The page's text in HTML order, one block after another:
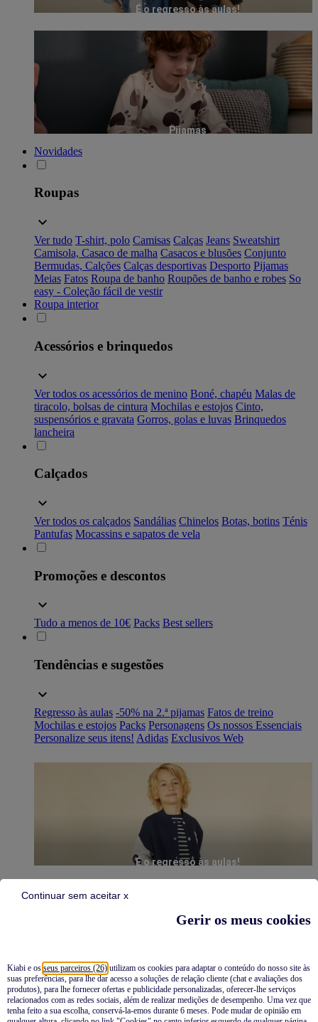
Gerir os meus cookies
Kiabi e os seus parceiros (26) utilizam os cookies para adaptar o conteúdo do nosso site às
suas preferências, para lhe dar acesso a soluções de relação cliente (chat e avaliações dos
produtos), para lhe fornecer ofertas e publicidade personalizadas, oferecer-lhe serviços
relacionados com as redes sociais, além de realizar medições de desempenho. Uma vez que
tenha feito a sua escolha, conservá-la-emos durante 6 meses. Pode mudar de opinião em
Continuar sem aceitar x
É o regresso às aulas!
Pijamas
Novidades
Roupas
Ver tudo T-shirt, polo Camisas Calças Jeans Sweatshirt
Camisola, Casaco de malha Casacos e blusões Conjunto
Bermudas, Calções Calças desportivas Desporto Pijamas
Meias Fatos Roupa de banho Roupões de banho e robes So
easy - Coleção fácil de vestir
Roupa interior
Acessórios e brinquedos
Ver todos os acessórios de menino Boné, chapéu Malas de
tiracolo, bolsas de cintura Mochilas e estojos Cinto,
suspensórios e gravata Gorros, golas e luvas Brinquedos
lancheira
Calçados
Ver todos os calçados Sandálias Chinelos Botas, botins Ténis
Pantufas Mocassins e sapatos de vela
Promoções e descontos
Tudo a menos de 10€ Packs Best sellers
Tendências e sugestões
Regresso às aulas -50% na 2.ª pijamas Fatos de treino
Mochilas e estojos Packs Personagens Os nossos Essenciais
Personalize seus itens! Adidas Exclusivos Web
É o regresso às aulas!
Pijamas
Novidades